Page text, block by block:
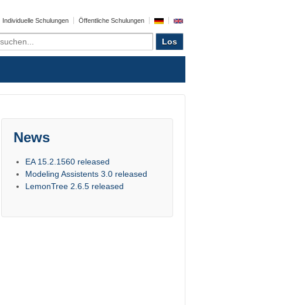
Individuelle Schulungen Öffentliche Schulungen
News
EA 15.2.1560 released
Modeling Assistents 3.0 released
LemonTree 2.6.5 released